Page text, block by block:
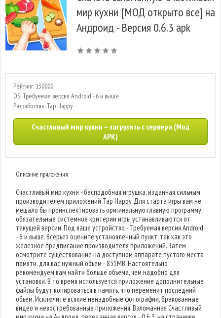
мир кухни [МОД открыто все] на
Андроид - Версия 0.6.3 apk
Рейтинг: 130000
OS: Требуемая версия Android - 6 и выше
Разработчик: Tap Happy
Счастливый мир кухни — загрузить с сервера (Мод
APK)
Описание приложения
Счастливый мир кухни - бесподобная игрушка, изданная сильным
производителем приложений Tap Happy. Для старта игры вам не
мешало бы проинспектировать оригинальную главную программу,
обязательные системное критерии игры устанавливаются от
текущей версии. Под ваше устройство - Требуемая версия Android
- 6 и выше. Всерьез оцените установленный пункт, так как это
железное предписание производителя приложений. Затем
осмотрите существование на доступном аппарате пустого места
памяти, для вас нужный объем - 831MB. Настоятельно
рекомендуем вам найти больше объема, чем надобно для
установки. В то время используется приложение дополнительные
файлы будут копироваться в память, что переменит последний
объем. Исключите всякие ненадобные фотографии, бракованные
видео и невостребованные приложения. Взломанная Счастливый